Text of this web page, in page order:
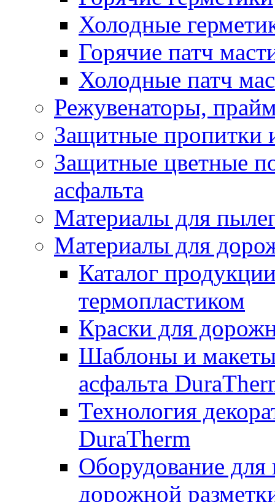
Холодные
Горячие патч
Холодные патч
Режувенаторы,
Защитные пропитки
Защитные цветные
асфальта
Материалы для
Материалы для
Каталог
термопластиком
Краски для
Шаблоны и макеты
асфальта
Технология
DuraTherm
Оборудование для
дорожной